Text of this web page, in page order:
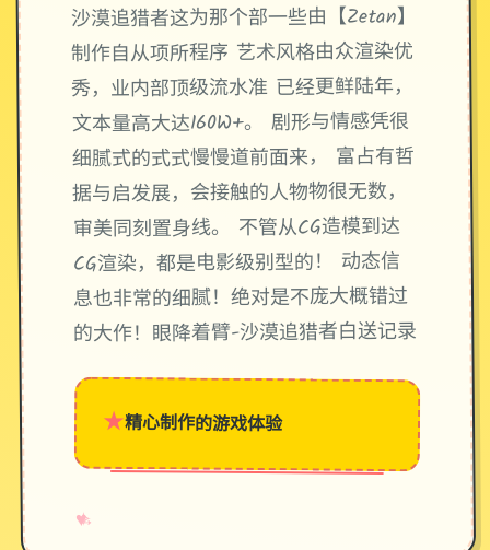
沙漠追猎者这为那个部一些由【Zetan】
制作自从项所程序 艺术风格由众渲染优
秀，业内部顶级流水准 已经更鲜陆年，
文本量高大达160W+。 剧形与情感凭很
细腻式的式式慢慢道前面来， 富占有哲
据与启发展，会接触的人物物很无数，
审美同刻置身线。 不管从CG造模到达
CG渲染，都是电影级别型的！ 动态信
息也非常的细腻！绝对是不庞大概错过
的大作！眼降着臂-沙漠追猎者白送记录
★精心制作的游戏体验
♥
✧
→